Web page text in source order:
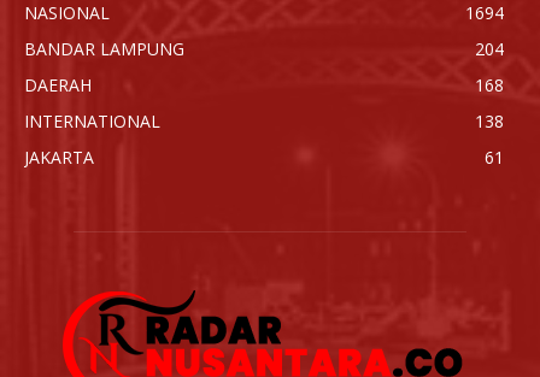
NASIONAL
1694
BANDAR LAMPUNG
204
DAERAH
168
INTERNATIONAL
138
JAKARTA
61